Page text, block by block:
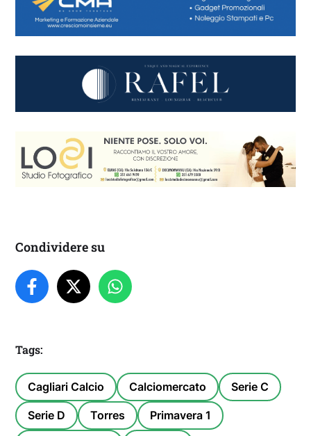
Condividere su
Tags:
Cagliari Calcio Calciomercato Serie C
Serie D Torres Primavera 1